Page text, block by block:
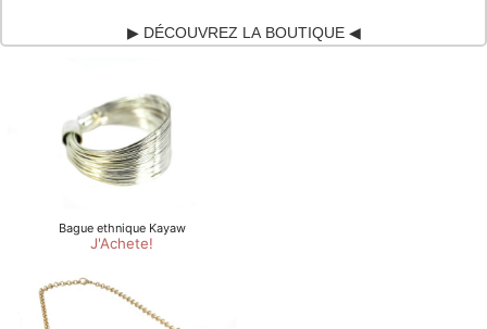
▶ DÉCOUVREZ LA BOUTIQUE ◀